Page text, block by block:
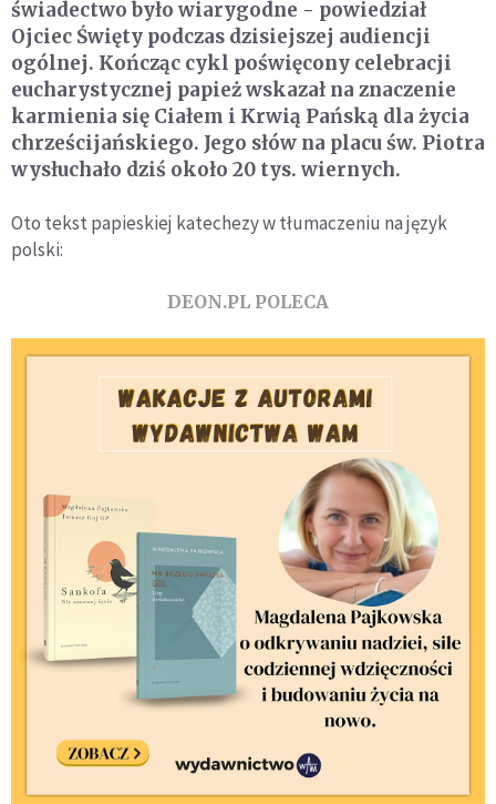
świadectwo było wiarygodne - powiedział
Ojciec Święty podczas dzisiejszej audiencji
ogólnej. Kończąc cykl poświęcony celebracji
eucharystycznej papież wskazał na znaczenie
karmienia się Ciałem i Krwią Pańską dla życia
chrześcijańskiego. Jego słów na placu św. Piotra
wysłuchało dziś około 20 tys. wiernych.
Oto tekst papieskiej katechezy w tłumaczeniu na język
polski:
DEON.PL POLECA